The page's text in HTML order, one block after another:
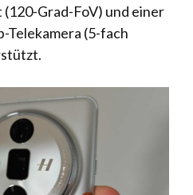
Grad-FoV) und einer
Telekamera (5-fach